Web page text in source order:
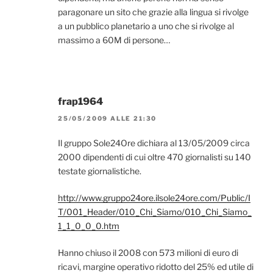
paragonare un sito che grazie alla lingua si rivolge
a un pubblico planetario a uno che si rivolge al
massimo a 60M di persone…
frap1964
25/05/2009 ALLE 21:30
Il gruppo Sole24Ore dichiara al 13/05/2009 circa
2000 dipendenti di cui oltre 470 giornalisti su 140
testate giornalistiche.
http://www.gruppo24ore.ilsole24ore.com/Public/I
T/001_Header/010_Chi_Siamo/010_Chi_Siamo_
1_1_0_0_0.htm
Hanno chiuso il 2008 con 573 milioni di euro di
ricavi, margine operativo ridotto del 25% ed utile di